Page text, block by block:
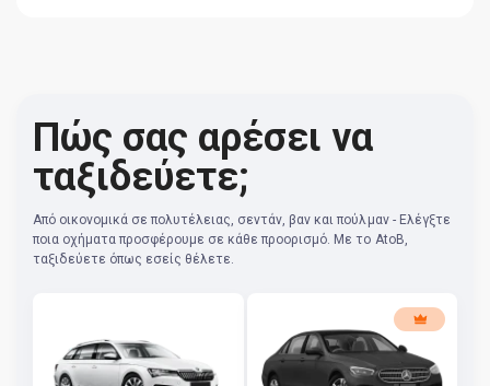
Πώς σας αρέσει να
ταξιδεύετε;
Από οικονομικά σε πολυτέλειας, σεντάν, βαν και πούλμαν - Ελέγξτε
ποια οχήματα προσφέρουμε σε κάθε προορισμό. Με το AtoB,
ταξιδεύετε όπως εσείς θέλετε.